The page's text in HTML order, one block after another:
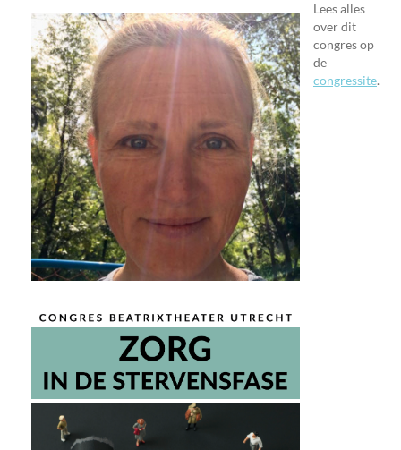
Lees alles
over dit
congres op
de
congressite.